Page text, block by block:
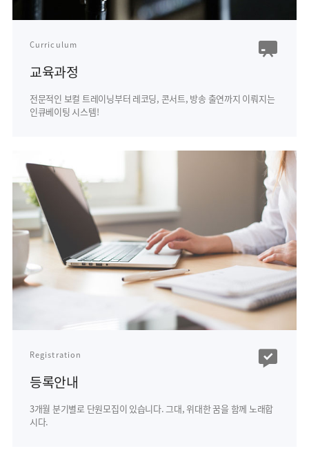
Curriculum
교육과정
전문적인 보컬 트레이닝부터 레코딩, 콘서트, 방송 출연까지 이뤄지는
인큐베이팅 시스템!
Registration
등록안내
3개월 분기별로 단원모집이 있습니다.그대, 위대한 꿈을 함께 노래합
시다.